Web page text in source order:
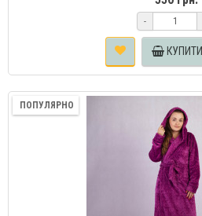
-
КУПИТИ
ПОПУЛЯРНО